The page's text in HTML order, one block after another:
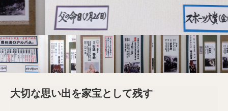
大切な思い出を家宝として残す